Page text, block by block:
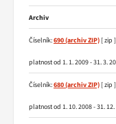
Archiv
Číselník:690 [ zip ]
platnost od 1. 1. 2009 - 31. 3.
Číselník:680 [ zip ]
platnost od 1. 10. 2008 - 31.